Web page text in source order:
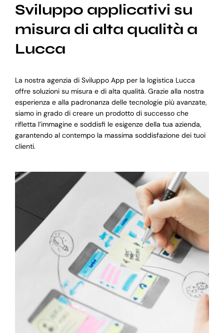
Sviluppo applicativi su
misura di alta qualità a
Lucca
La nostra agenzia di Sviluppo App per la logistica Lucca
offre soluzioni su misura e di alta qualità. Grazie alla nostra
esperienza e alla padronanza delle tecnologie più avanzate,
siamo in grado di creare un prodotto di successo che
rifletta l’immagine e soddisfi le esigenze della tua azienda,
garantendo al contempo la massima soddisfazione dei tuoi
clienti.